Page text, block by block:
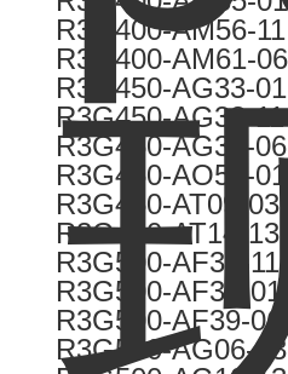
R3G400-AM56-11
R3G400-AM61-06
R3G450-AG33-01
R3G450-AG33-11
R3G450-AG38-06
R3G450-AO51-01
R3G450-AT09-03
R3G450-AT14-13
R3G500-AF32-11
R3G500-AF34-01
R3G500-AF39-06
R3G500-AG06-03